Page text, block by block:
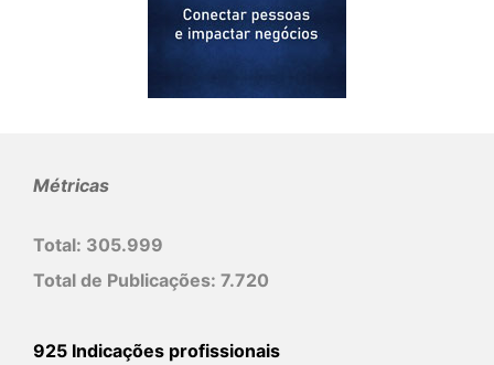
Métricas
Total: 305.999
Total de Publicações: 7.720
925 Indicações profissionais